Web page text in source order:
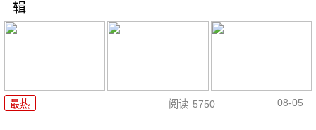
辑
最热 阅读 5750 08-05